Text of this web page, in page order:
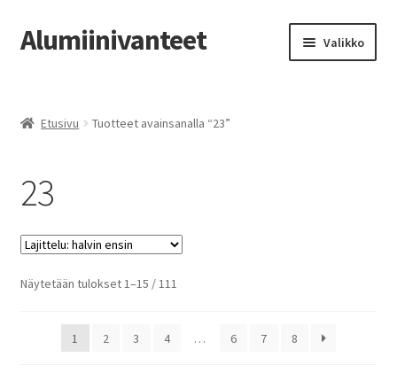
Siirry
navigointiin
Siirry
sisältöön
Alumiinivanteet Valikko
Kauppa
Oma tili
Etusivu Tuotteet avainsanalla “23”
23
Näytetään tulokset 1–15 / 111
1 2 3 4 … 6 7 8